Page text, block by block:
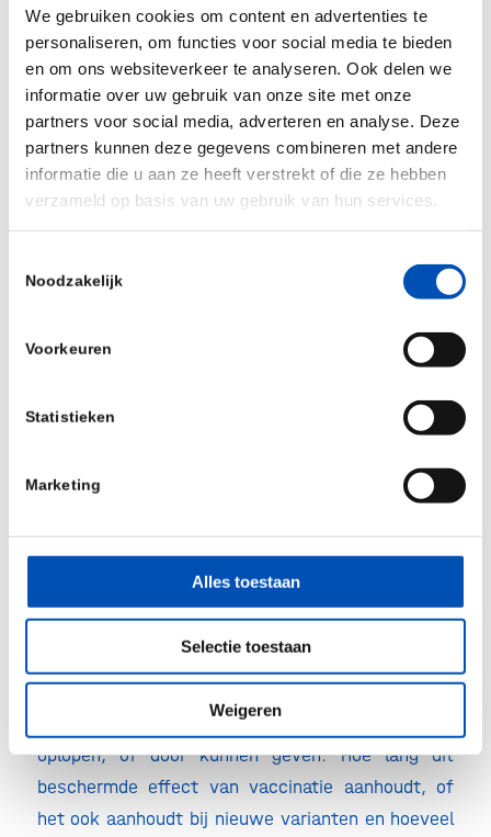
We gebruiken cookies om content en advertenties te
personaliseren, om functies voor social media te bieden
en om ons websiteverkeer te analyseren. Ook delen we
informatie over uw gebruik van onze site met onze
partners voor social media, adverteren en analyse. Deze
partners kunnen deze gegevens combineren met andere
informatie die u aan ze heeft verstrekt of die ze hebben
verzameld op basis van uw gebruik van hun services.
Noodzakelijk
Voorkeuren
Statistieken
Marketing
Alles toestaan
Selectie toestaan
Weigeren
tekende recent in Malawi op dat er veel meer
hordes geslecht moeten worden. Geld voor grote
vaccinatiecampagnes is er in Malawi eigenlijk niet
en ook hier werkt een gebrek aan informatie over
vaccins vaccinatietwijfel in de hand. Daarbij
ontbreek het inwoners soms niet alleen aan de
wil, maar ook aan de financiële middelen om het
vervoer naar een priklocatie te regelen. Want zet
je met je geld eten voor je kinderen op tafel, of ga
je naar de stad voor een prik? Malawi is
zeker niet
het enige land waar het virus in de tussentijd
De huidige vaccinatieongelijkheid zou ons nog wel
eens duur kunnen komen te staan, zeker nu de
omicronvariant is aangewezen tot een nieuwe
“variant of concern”. Hoopten we eerder dat
vaccinatie de genadeklap zou zijn voor het virus,
inmiddels leerden we dat vaccinatie je wel een
tijd beschermt tegen een ernstig verloop van de
ziekte, waardoor we nu in een betere situatie
zitten dan vorig jaar, maar dat de prikken niet
volledig blijken te voorkomen dat we het virus
oplopen, of door kunnen geven. Hoe lang dit
beschermde effect van vaccinatie aanhoudt, of
het ook aanhoudt bij nieuwe varianten en hoeveel